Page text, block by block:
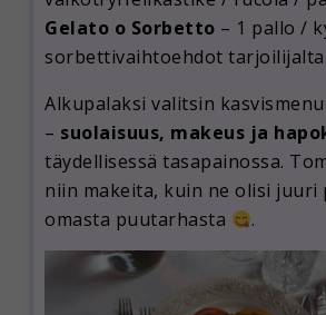
Gelato o Sorbetto – 1 pallo /
sorbettivaihtoehdot tarjoilijalta
Alkupalaksi valitsin
– suolaisuus, makeus ja
täydellisessä tasapainossa.
niin makeita, kuin ne olisi juuri
omasta puutarhasta
.